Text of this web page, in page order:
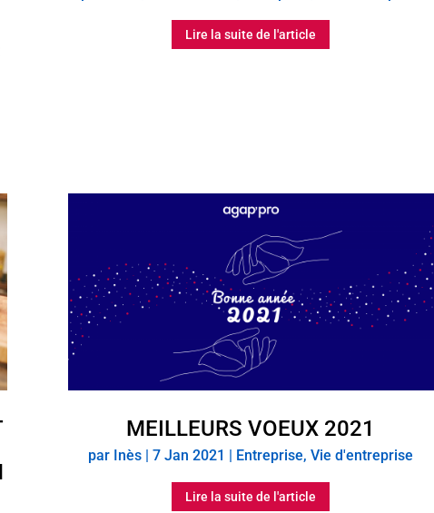
Lire la suite de l'article
MEILLEURS VOEUX 2021
par Inès |7 Jan 2021 | Entreprise,Vie d'entreprise
Lire la suite de l'article